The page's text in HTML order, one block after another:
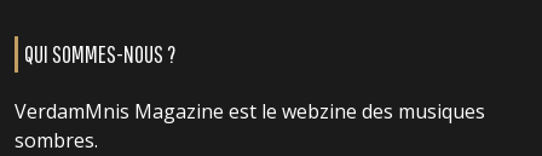
QUI SOMMES-NOUS ?
VerdamMnis Magazine est le webzine des musiques
sombres.